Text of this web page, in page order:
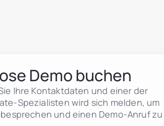
Demo buchen
Ihre Kontaktdaten und einer der
Spezialisten wird sich melden, um
und einen Demo-Anruf zu
Vermögende
Albanien
Kroatien